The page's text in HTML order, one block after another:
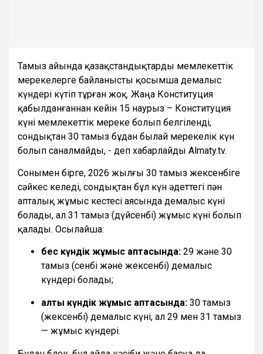
Тамыз айында қазақстандықтарды мемлекеттік
мерекелерге байланысты қосымша демалыс
күндері күтіп тұрған жоқ. Жаңа Конституция
қабылданғаннан кейін 15 наурыз – Конституция
күні мемлекеттік мереке болып белгіленді,
сондықтан 30 тамыз бұдан былай мерекелік күн
болып саналмайды, - деп хабарлайды Almaty.tv.
Сонымен бірге, 2026 жылғы 30 тамыз жексенбіге
сәйкес келеді, сондықтан бұл күн әдеттегі пән
апталық жұмыс кестесі аясында демалыс күні
болады, ал 31 тамыз (дүйсенбі) жұмыс күні болып
қалады. Осылайша:
бес күндік жұмыс аптасында: 29 және 30
тамыз (сенбі және жексенбі) демалыс
күндері болады;
алты күндік жұмыс аптасында: 30 тамыз
(жексенбі) демалыс күні, ал 29 мен 31 тамыз
— жұмыс күндері.